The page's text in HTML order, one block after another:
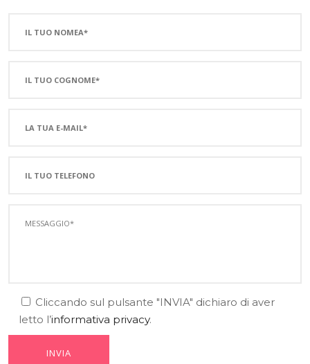
Cliccando sul pulsante "INVIA" dichiaro di aver
letto l’informativa privacy.